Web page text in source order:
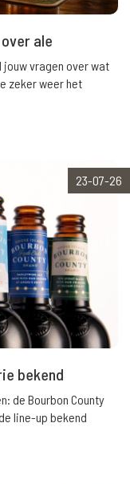
ale
jouw vragen over wat
zeker weer het
23-07-26
bekend
de Bourbon County
line-up bekend